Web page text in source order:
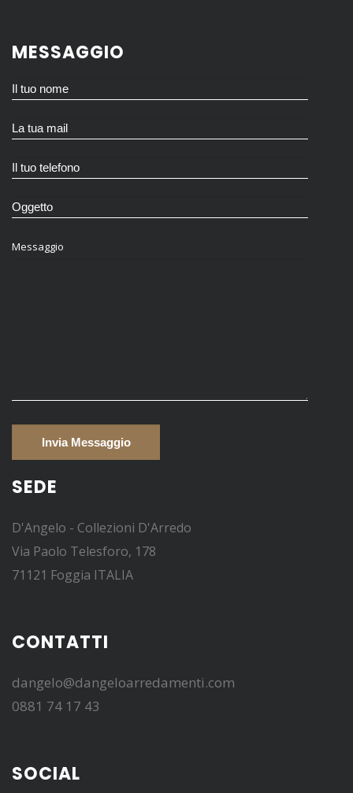
MESSAGGIO
Messaggio
SEDE
D'Angelo - Collezioni D'Arredo
Via Paolo Telesforo, 178
71121 Foggia ITALIA
CONTATTI
dangelo@dangeloarredamenti.com
0881 74 17 43
SOCIAL